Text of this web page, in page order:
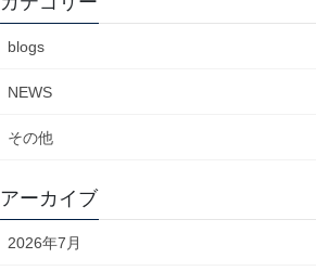
blogs
NEWS
その他
アーカイブ
2026年7月